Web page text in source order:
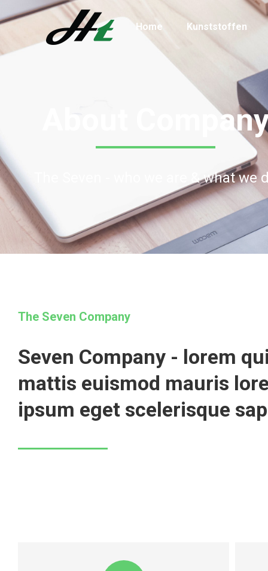
Home Kunststoffen
About
The Seven - who we are & what we
The Seven Company
Seven Company - lorem
mattis euismod mauris
ipsum eget scelerisque